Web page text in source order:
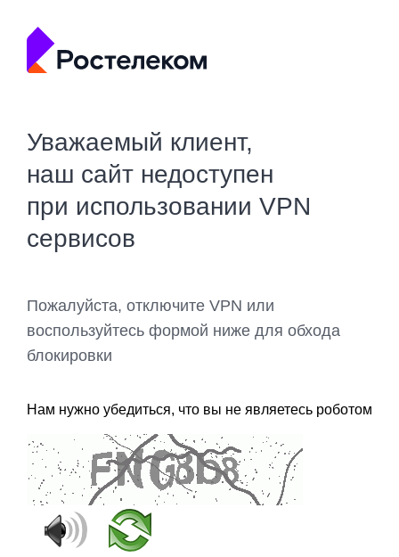
Уважаемый клиент,
наш сайт недоступен
при использовании VPN
сервисов
Пожалуйста, отключите VPN или
воспользуйтесь формой ниже для обхода
блокировки
Нам нужно убедиться, что вы не являетесь роботом